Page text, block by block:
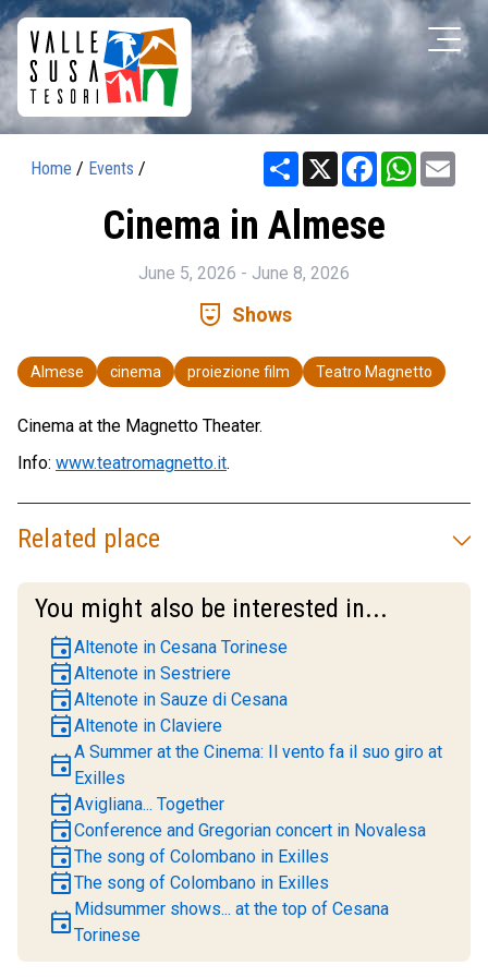
Home / Events / Share X Facebook
Cinema in Almese
June 5, 2026 - June 8, 2026
comedy_mask Shows
Almese cinema proiezione film Teatro Magnetto
Cinema at the Magnetto Theater.
Info: www.teatromagnetto.it.
Related place
You might also be interested in...
eventAltenote in Cesana Torinese
eventAltenote in Sestriere
eventAltenote in Sauze di Cesana
eventAltenote in Claviere
eventA Summer at the Cinema: Il vento fa il suo giro at
Exilles
eventAvigliana... Together
eventConference and Gregorian concert in Novalesa
eventThe song of Colombano in Exilles
eventThe song of Colombano in Exilles
event Midsummer shows... at the top of Cesana
Torinese